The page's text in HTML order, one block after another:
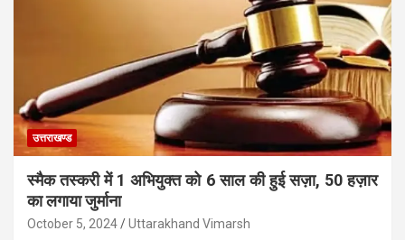
उत्तराखण्ड
स्मैक तस्करी में 1 अभियुक्त को 6 साल की हुई सज़ा, 50 हज़ार
का लगाया जुर्माना
October 5, 2024 Uttarakhand Vimarsh